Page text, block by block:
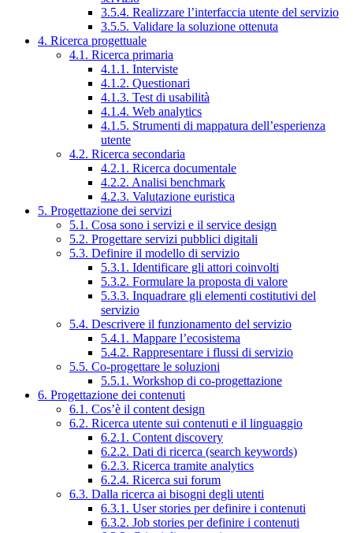
3.5.4. Realizzare l’interfaccia utente del servizio
3.5.5. Validare la soluzione ottenuta
4. Ricerca progettuale
4.1. Ricerca primaria
4.1.1. Interviste
4.1.2. Questionari
4.1.3. Test di usabilità
4.1.4. Web analytics
4.1.5. Strumenti di mappatura dell’esperienza
utente
4.2. Ricerca secondaria
4.2.1. Ricerca documentale
4.2.2. Analisi benchmark
4.2.3. Valutazione euristica
5. Progettazione dei servizi
5.1. Cosa sono i servizi e il service design
5.2. Progettare servizi pubblici digitali
5.3. Definire il modello di servizio
5.3.1. Identificare gli attori coinvolti
5.3.2. Formulare la proposta di valore
5.3.3. Inquadrare gli elementi costitutivi del
servizio
5.4. Descrivere il funzionamento del servizio
5.4.1. Mappare l’ecosistema
5.4.2. Rappresentare i flussi di servizio
5.5. Co-progettare le soluzioni
5.5.1. Workshop di co-progettazione
6. Progettazione dei contenuti
6.1. Cos’è il content design
6.2. Ricerca utente sui contenuti e il linguaggio
6.2.1. Content discovery
6.2.2. Dati di ricerca (search keywords)
6.2.3. Ricerca tramite analytics
6.2.4. Ricerca sui forum
6.3. Dalla ricerca ai bisogni degli utenti
6.3.1. User stories per definire i contenuti
6.3.2. Job stories per definire i contenuti